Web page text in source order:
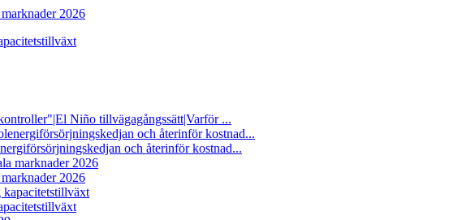
2026
Niño tillvägagångssätt|Varför ...
och återinför kostnad...
2026